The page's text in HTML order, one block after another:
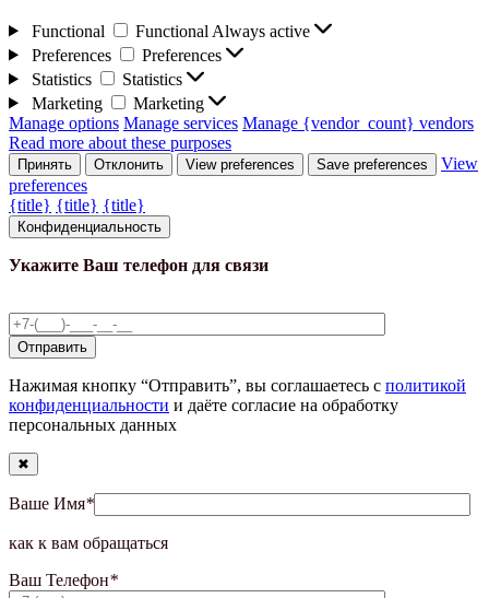
Functional Functional Always active
Preferences
Preferences
Statistics
Statistics
Marketing
Marketing
Manage options Manage services Manage {vendor_count} vendors
Read more about these purposes
Принять Отклонить View preferences Save preferences
View
preferences
{title} {title} {title}
Конфиденциальность
Укажите Ваш телефон для связи
Нажимая кнопку “Отправить”, вы соглашаетесь с политикой
конфиденциальности и даёте согласие на обработку
персональных данных
✖
Ваше Имя*
как к вам обращаться
Ваш Телефон*